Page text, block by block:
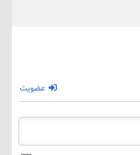
عضویت